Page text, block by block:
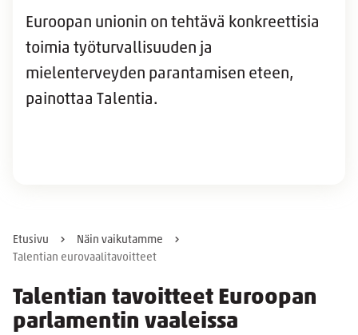
Euroopan unionin on tehtävä konkreettisia
toimia työturvallisuuden ja
mielenterveyden parantamisen eteen,
painottaa Talentia.
Etusivu
Näin vaikutamme
Talentian eurovaalitavoitteet
Talentian tavoitteet Euroopan
parlamentin vaaleissa